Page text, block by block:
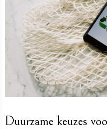
Duurzame keuzes